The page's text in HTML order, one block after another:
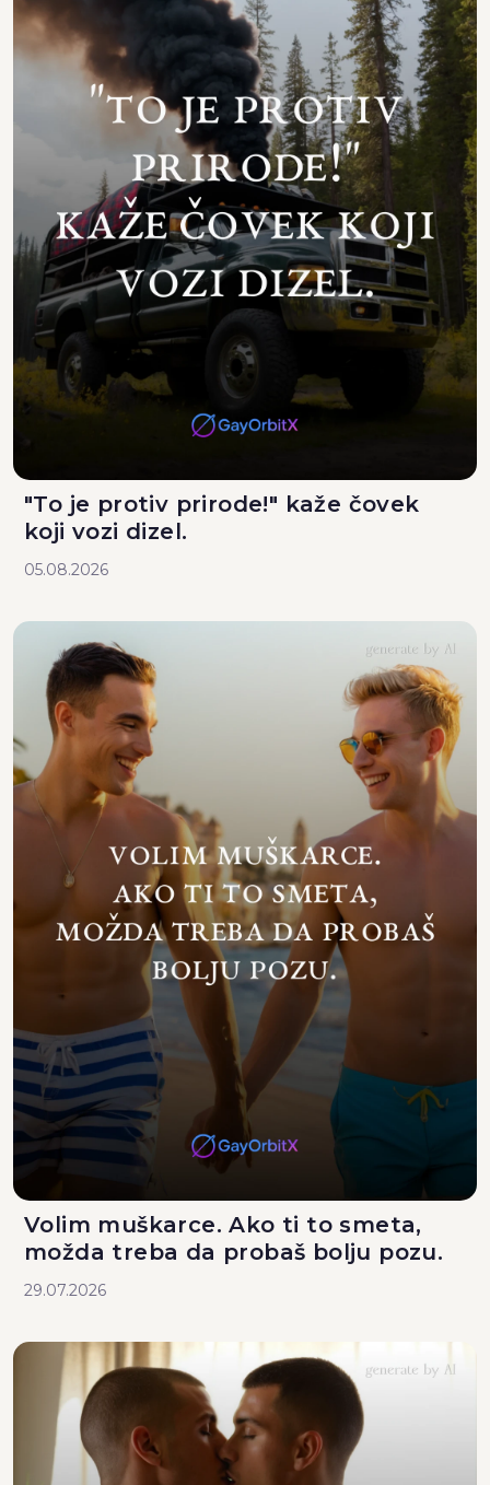
"To je protiv prirode!" kaže čovek
koji vozi dizel.
05.08.2026
Volim muškarce. Ako ti to smeta,
možda treba da probaš bolju pozu.
29.07.2026